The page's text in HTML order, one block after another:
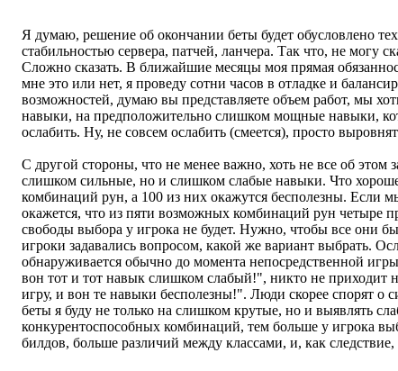
Я думаю, решение об окончании беты будет обусловлено
стабильностью сервера, патчей, ланчера. Так что, не могу
Сложно сказать. В ближайшие месяцы моя прямая
мне это или нет, я проведу сотни часов в отладке и
возможностей, думаю вы представляете объем работ, мы
навыки, на предположительно слишком мощные навыки,
ослабить. Ну, не совсем ослабить (смеется), просто
С другой стороны, что не менее важно, хоть не все об этом
слишком сильные, но и слишком слабые навыки. Что
комбинаций рун, а 100 из них окажутся бесполезны. Если
окажется, что из пяти возможных комбинаций рун четыре
свободы выбора у игрока не будет. Нужно, чтобы все они
игроки задавались вопросом, какой же вариант выбрать.
обнаруживается обычно до момента непосредственной
вон тот и тот навык слишком слабый!", никто не приходит
игру, и вон те навыки бесполезны!". Люди скорее спорят о
беты я буду не только на слишком крутые, но и выявлять
конкурентоспособных комбинаций, тем больше у игрока
билдов, больше различий между классами, и, как